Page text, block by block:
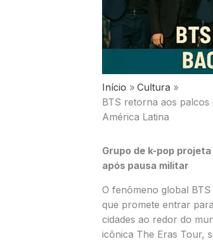
Início
Cultura
BTS retorna aos palcos
América Latina
Grupo de k-pop
após pausa militar
O fenômeno global BTS
que promete entrar
cidades ao redor do
icônica The Eras Tour,